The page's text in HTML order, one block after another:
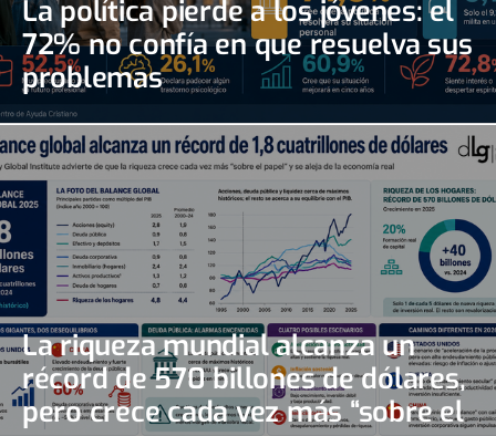
La política pierde a los jóvenes: el
72% no confía en que resuelva sus
problemas
La riqueza mundial alcanza un
récord de 570 billones de dólares,
pero crece cada vez más “sobre el